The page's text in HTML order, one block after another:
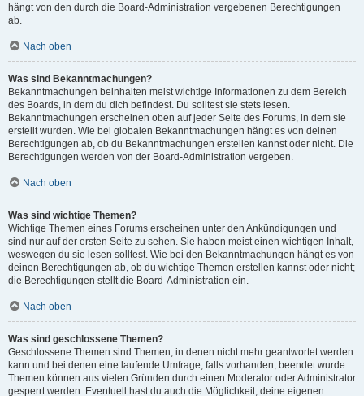
hängt von den durch die Board-Administration vergebenen Berechtigungen
ab.
Nach oben
Was sind Bekanntmachungen?
Bekanntmachungen beinhalten meist wichtige Informationen zu dem Bereich
des Boards, in dem du dich befindest. Du solltest sie stets lesen.
Bekanntmachungen erscheinen oben auf jeder Seite des Forums, in dem sie
erstellt wurden. Wie bei globalen Bekanntmachungen hängt es von deinen
Berechtigungen ab, ob du Bekanntmachungen erstellen kannst oder nicht. Die
Berechtigungen werden von der Board-Administration vergeben.
Nach oben
Was sind wichtige Themen?
Wichtige Themen eines Forums erscheinen unter den Ankündigungen und
sind nur auf der ersten Seite zu sehen. Sie haben meist einen wichtigen Inhalt,
weswegen du sie lesen solltest. Wie bei den Bekanntmachungen hängt es von
deinen Berechtigungen ab, ob du wichtige Themen erstellen kannst oder nicht;
die Berechtigungen stellt die Board-Administration ein.
Nach oben
Was sind geschlossene Themen?
Geschlossene Themen sind Themen, in denen nicht mehr geantwortet werden
kann und bei denen eine laufende Umfrage, falls vorhanden, beendet wurde.
Themen können aus vielen Gründen durch einen Moderator oder Administrator
gesperrt werden. Eventuell hast du auch die Möglichkeit, deine eigenen